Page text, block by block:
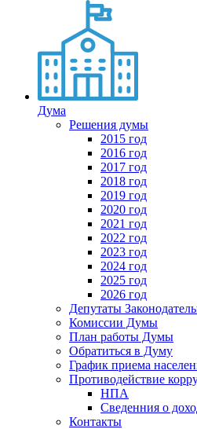
Дума
Решения думы
2015 год
2016 год
2017 год
2018 год
2019 год
2020 год
2021 год
2022 год
2023 год
2024 год
2025 год
2026 год
Депутаты
Комиссии Думы
План работы Думы
Обратиться в Думу
График приема
Противодействие
НПА
Сведенния о
Контакты